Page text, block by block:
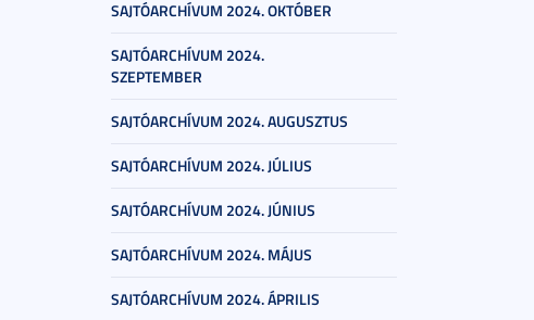
SAJTÓARCHÍVUM 2024. OKTÓBER
SAJTÓARCHÍVUM 2024.
SZEPTEMBER
SAJTÓARCHÍVUM 2024. AUGUSZTUS
SAJTÓARCHÍVUM 2024. JÚLIUS
SAJTÓARCHÍVUM 2024. JÚNIUS
SAJTÓARCHÍVUM 2024. MÁJUS
SAJTÓARCHÍVUM 2024. ÁPRILIS